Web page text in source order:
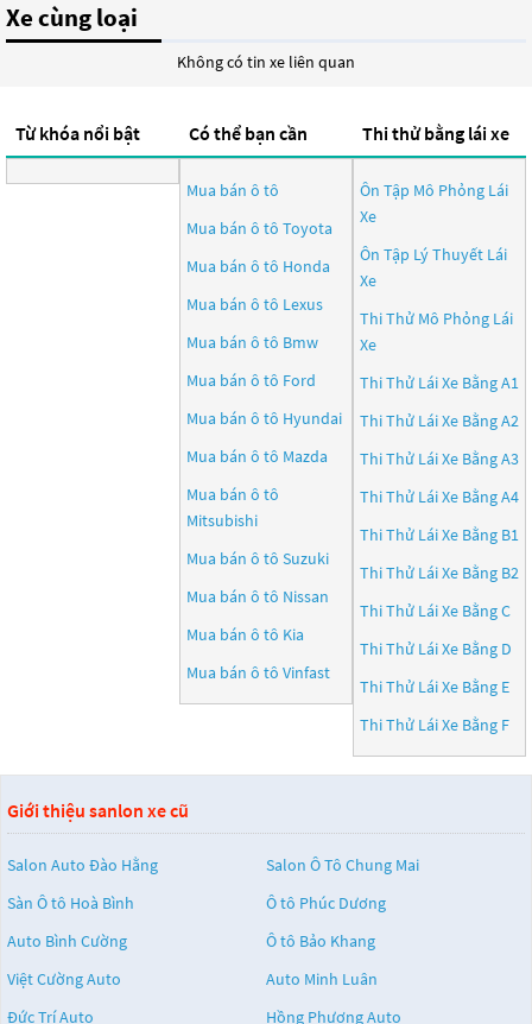
Xe cùng loại
Không có tin xe liên quan
Từ khóa nổi bật Có thể bạn cần
Mua bán ô tô
Mua bán ô tô Toyota
Mua bán ô tô Honda
Mua bán ô tô Lexus
Mua bán ô tô Bmw
Mua bán ô tô Ford
Mua bán ô tô Hyundai
Mua bán ô tô Mazda
Mua bán ô tô
Mitsubishi
Mua bán ô tô Suzuki
Mua bán ô tô Nissan
Mua bán ô tô Kia
Mua bán ô tô Vinfast
Thi thử bằng lái xe
Ôn Tập Mô Phỏng Lái
Xe
Ôn Tập Lý Thuyết Lái
Xe
Thi Thử Mô Phỏng Lái
Xe
Thi Thử Lái Xe Bằng A1
Thi Thử Lái Xe Bằng A2
Thi Thử Lái Xe Bằng A3
Thi Thử Lái Xe Bằng A4
Thi Thử Lái Xe Bằng B1
Thi Thử Lái Xe Bằng B2
Thi Thử Lái Xe Bằng C
Thi Thử Lái Xe Bằng D
Thi Thử Lái Xe Bằng E
Thi Thử Lái Xe Bằng F
Giới thiệu sanlon xe cũ
Salon Auto Đào Hằng
Salon Ô Tô Chung Mai
Sàn Ô tô Hoà Bình
Ô tô Phúc Dương
Auto Bình Cường
Ô tô Bảo Khang
Việt Cường Auto
Auto Minh Luân
Đức Trí Auto
Hồng Phương Auto